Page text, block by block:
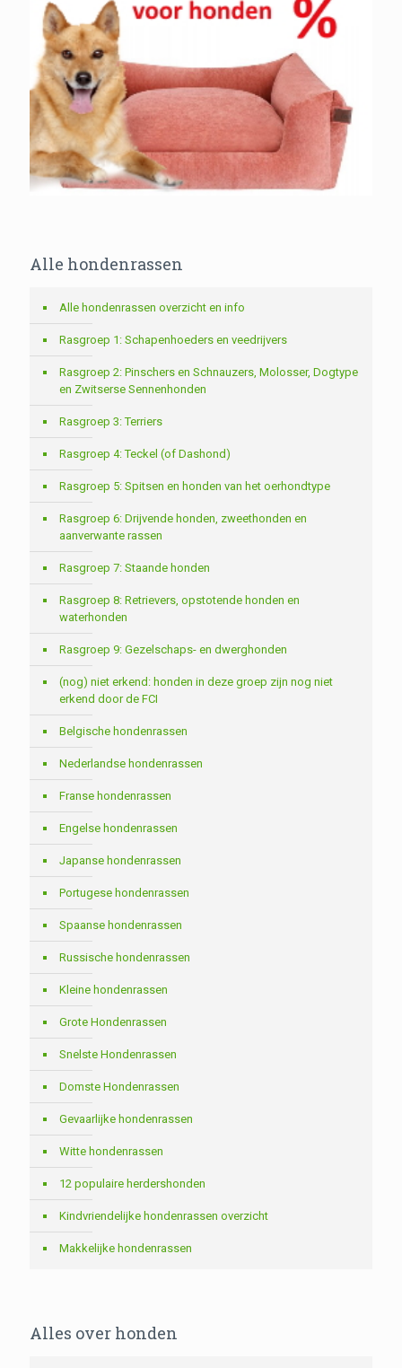
Alle hondenrassen
Alle hondenrassen overzicht en info
Rasgroep 1: Schapenhoeders en veedrijvers
Rasgroep 2: Pinschers en Schnauzers, Molosser, Dogtype
en Zwitserse Sennenhonden
Rasgroep 3: Terriers
Rasgroep 4: Teckel (of Dashond)
Rasgroep 5: Spitsen en honden van het oerhondtype
Rasgroep 6: Drijvende honden, zweethonden en
aanverwante rassen
Rasgroep 7: Staande honden
Rasgroep 8: Retrievers, opstotende honden en
waterhonden
Rasgroep 9: Gezelschaps- en dwerghonden
(nog) niet erkend: honden in deze groep zijn nog niet
erkend door de FCI
Belgische hondenrassen
Nederlandse hondenrassen
Franse hondenrassen
Engelse hondenrassen
Japanse hondenrassen
Portugese hondenrassen
Spaanse hondenrassen
Russische hondenrassen
Kleine hondenrassen
Grote Hondenrassen
Snelste Hondenrassen
Domste Hondenrassen
Gevaarlijke hondenrassen
Witte hondenrassen
12 populaire herdershonden
Kindvriendelijke hondenrassen overzicht
Makkelijke hondenrassen
Alles over honden